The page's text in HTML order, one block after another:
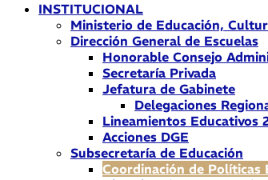
INSTITUCIONAL
Ministerio de Educación,
Dirección General de Escuelas
Honorable Consejo
Secretaría Privada
Jefatura de Gabinete
Delegaciones
Lineamientos Educativos
Acciones DGE
Subsecretaría de Educación
Coordinación de Políticas